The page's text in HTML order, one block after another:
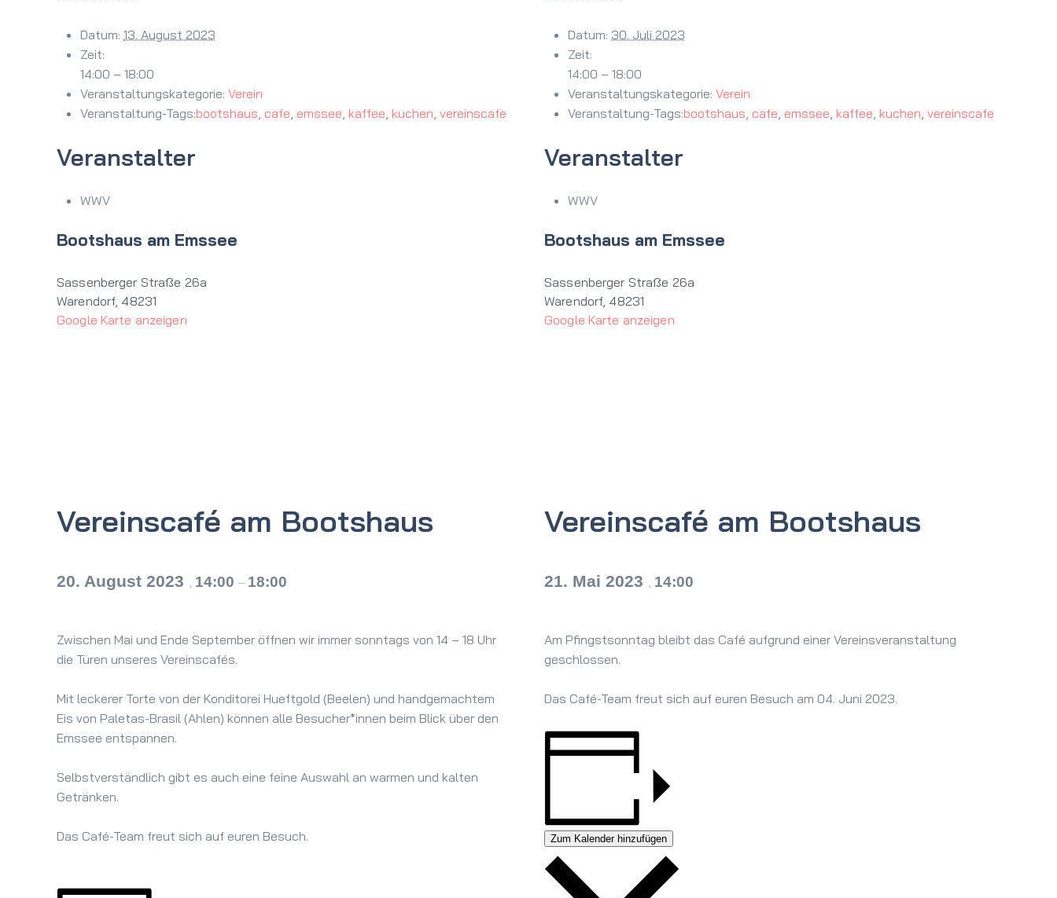
Datum: 13. August 2023
Zeit:
14:00 – 18:00
Veranstaltungskategorie: Verein
Veranstaltung-Tags:bootshaus, cafe, emssee, kaffee, kuchen, vereinscafe
Veranstalter
WWV
Bootshaus am Emssee
Sassenberger Straße 26a
Warendorf, 48231
Google Karte anzeigen
Datum: 30. Juli 2023
Zeit:
14:00 – 18:00
Veranstaltungskategorie: Verein
Veranstaltung-Tags:bootshaus, cafe, emssee, kaffee, kuchen, vereinscafe
Veranstalter
WWV
Bootshaus am Emssee
Sassenberger Straße 26a
Warendorf, 48231
Google Karte anzeigen
Vereinscafé am Bootshaus
20. August 2023 , 14:00 – 18:00
Zwischen Mai und Ende September öffnen wir immer sonntags von 14 – 18 Uhr
die Türen unseres Vereinscafés.
Mit leckerer Torte von der Konditorei Hueftgold (Beelen) und handgemachtem
Eis von Paletas-Brasil (Ahlen) können alle Besucher*innen beim Blick über den
Emssee entspannen.
Selbstverständlich gibt es auch eine feine Auswahl an warmen und kalten
Getränken.
Das Café-Team freut sich auf euren Besuch.
Vereinscafé am Bootshaus
21. Mai 2023 , 14:00
Am Pfingstsonntag bleibt das Café aufgrund einer Vereinsveranstaltung
geschlossen.
Das Café-Team freut sich auf euren Besuch am 04. Juni 2023.
Zum Kalender hinzufügen